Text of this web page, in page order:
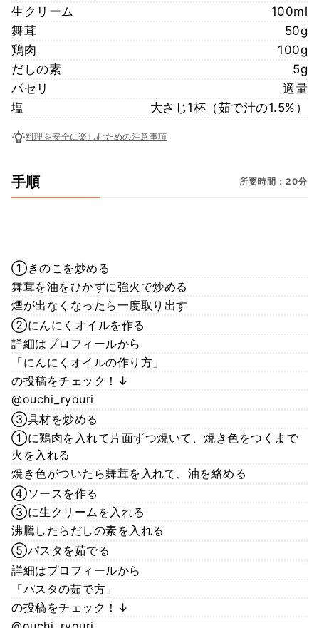
生クリーム
100ml
舞茸
50g
鶏肉
100g
だしの素
5g
パセリ
適量
塩
大さじ1杯（茹で汁の1.5%）
料理を安全に楽しむための注意事項
手順 所要時間：20分
①きのこを炒める
舞茸を油をひかずに強火で炒める
煙が出なくなったら一度取り出す
②にんにくオイルを作る
詳細はプロフィールから
「にんにくオイルの作り方」
の投稿をチェック！↓
@ouchi_ryouri
③具材を炒める
①に鶏肉を入れて片面ずつ焼いて、焼き色をつくまで
火を入れる
焼き色がついたら舞茸を入れて、油を絡める
④ソースを作る
③に生クリームを入れる
沸騰したらだしの素を入れる
⑤パスタを茹でる
詳細はプロフィールから
「パスタの茹で方」
の投稿をチェック！↓